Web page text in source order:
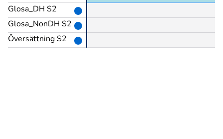
Glosa_DH S2
Glosa_NonDH S2
Översättning S2